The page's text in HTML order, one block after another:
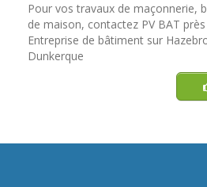
Pour vos travaux de maçonnerie,
de maison, contactez PV BAT
Entreprise de bâtiment sur
Dunkerque